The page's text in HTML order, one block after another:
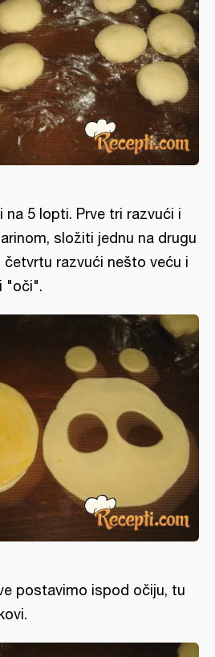
na 5 lopti. Prve tri razvući i
složiti jednu na drugu
četvrtu razvući nešto veću i
"oči".
postavimo ispod očiju, tu